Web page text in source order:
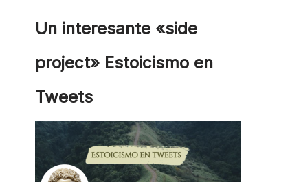
Un interesante «side
project» Estoicismo en
Tweets